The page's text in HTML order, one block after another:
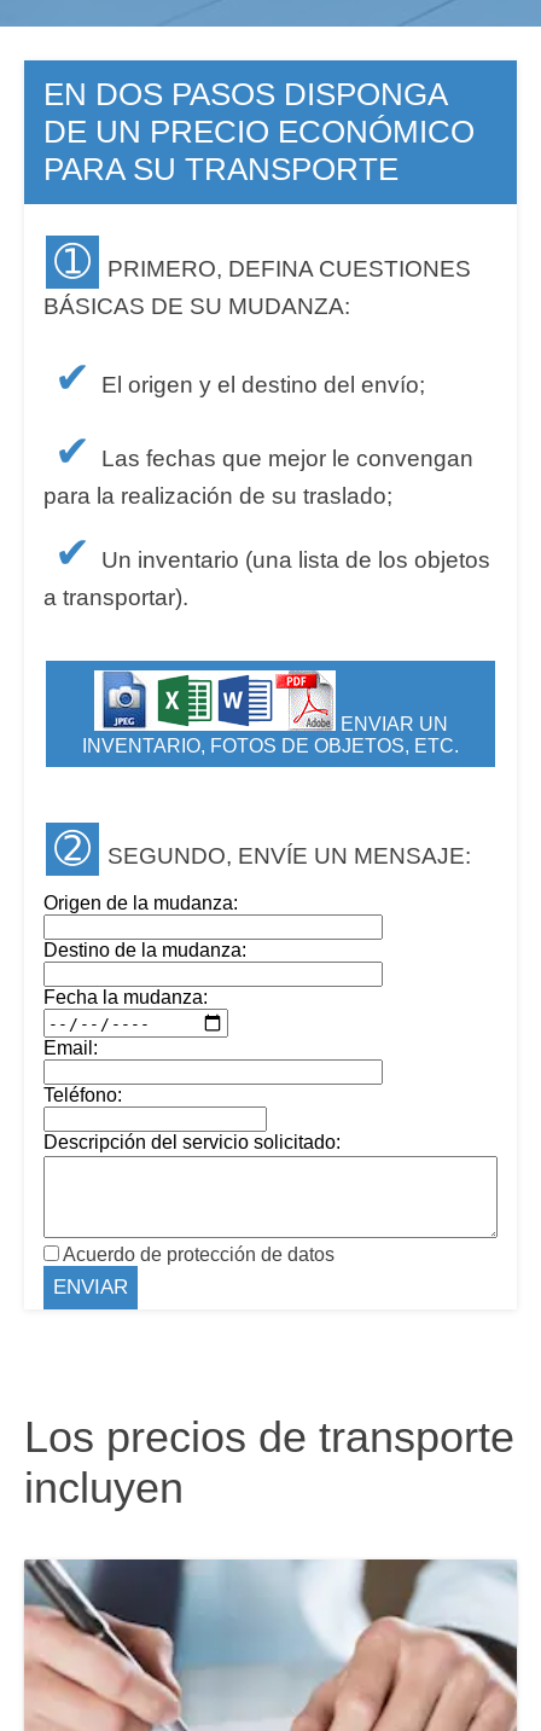
EN DOS PASOS DISPONGA
DE UN PRECIO ECONÓMICO
PARA SU TRANSPORTE
➀
PRIMERO, DEFINA CUESTIONES
BÁSICAS DE SU MUDANZA:
✔ El origen y el destino del envío;
✔
Las fechas que mejor le convengan
para la realización de su traslado;
✔
Un inventario (una lista de los objetos
a transportar).
ENVIAR UN
INVENTARIO, FOTOS DE OBJETOS, ETC.
➁ SEGUNDO, ENVÍE UN MENSAJE:
Origen de la mudanza:
Destino de la mudanza:
Fecha la mudanza:
Email:
Teléfono:
Descripción del servicio solicitado:
Acuerdo de protección de datos
Los precios de transporte
incluyen